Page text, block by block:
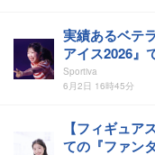
実績あるベテ
アイス2026』
ーが躍動
Sportiva
6月2日 16時45分
【フィギュ
ての『ファン